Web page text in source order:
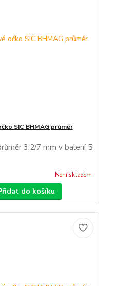
SIC BHMAG průměr
3,2/7 mm v balení 5
Není skladem
do košíku